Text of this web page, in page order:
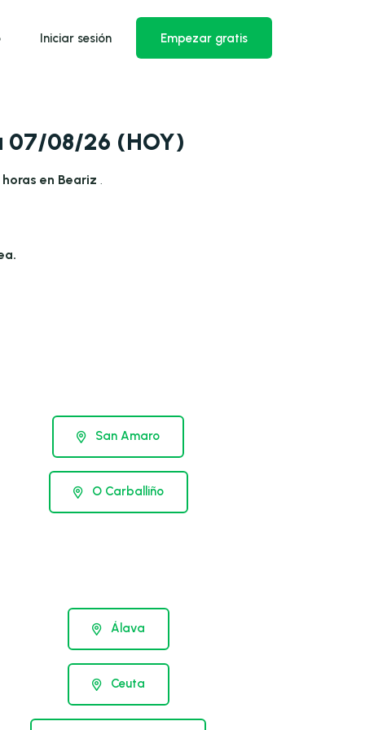
Iniciar sesión Empezar gratis
07/08/26 (HOY)
en Beariz .
San Amaro
O Carballiño
Álava
Ceuta